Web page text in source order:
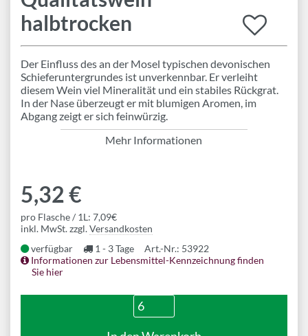
Schlagworte
halbtrocken
Der Einfluss des an der Mosel typischen devonischen
Schieferuntergrundes ist unverkennbar. Er verleiht
diesem Wein viel Mineralität und ein stabiles Rückgrat.
In der Nase überzeugt er mit blumigen Aromen, im
Abgang zeigt er sich feinwürzig.
Mehr Informationen
5,32 €
pro Flasche / 1L: 7,09€
inkl. MwSt. zzgl.Versandkosten
verfügbar
1 - 3 Tage
Art.-Nr.: 53922
Informationen zur Lebensmittel-Kennzeichnung finden
Sie hier